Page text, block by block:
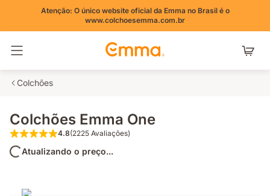
Atenção: O único website oficial da Emma no Brasil é o
www.colchoesemma.com.br
Colchões
Colchões Emma One
4.8 de 5 estrelas (2225 Avaliações)
4.8(2225 Avaliações)
Atualizando o preço...